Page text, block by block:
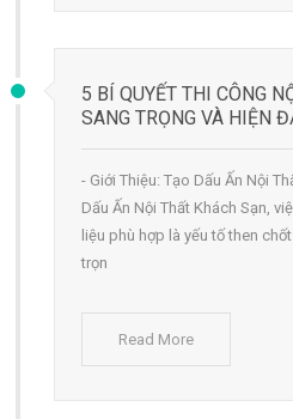
5 BÍ QUYẾT THI CÔNG
SANG TRỌNG VÀ HIỆN
- Giới Thiệu: Tạo Dấu Ấn Nội
Dấu Ấn Nội Thất Khách Sạn,
liệu phù hợp là yếu tố then
trọn
Read More